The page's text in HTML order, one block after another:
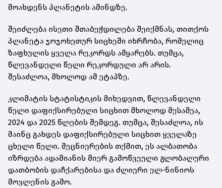
მოახდენს პლანეტის ამინდზე.
შეიძლება ისეთი შთაბეჭდილება შეიქმნას, თითქოს
პლანეტა ჯოჯოხეთურ სიცხეში იხრჩობა, რომელიც
ზაფხულის ყველა რეკორდს ამყარებს. თუმცა,
წლევანდელი წელი რეკორდული არ არის.
შესაძლოა, მხოლოდ ამ ეტაპზე.
კლიმატის სტატისტიკის მიხედვით, წლევანდელი
წელი დაფიქსირებული სიცხით მხოლოდ მესამეა,
2024 და 2025 წლების შემდეგ. თუმცა, შესაძლოა, ის
მაინც გახდეს დაფიქსირებული სიცხით ყველაზე
ცხელი წელი. მეცნიერების თქმით, ეს ალბათობა
იზრდება ადამიანის მიერ გამოწვეული გლობალური
დათბობის დაჩქარებისა და ძლიერი ელ-ნინიოს
მოვლენის გამო.